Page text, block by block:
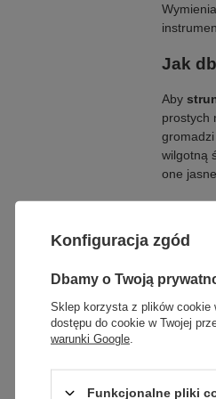
Jak
Aby
prostych
wilgotną
one
ich
je lekko
warto
wersjach
przez
Konfiguracja zgód
Dbamy o Twoją
Sklep korzysta z plików cookie
dostępu do cookie w Twojej
warunki Google
Funkcjonalne pliki